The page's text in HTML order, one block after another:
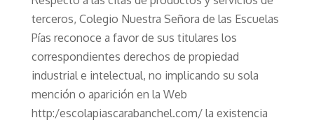
terceros, Colegio Nuestra Señora de las Escuelas
Pías reconoce a favor de sus titulares los
correspondientes derechos de propiedad
industrial e intelectual, no implicando su sola
mención o aparición en la Web
http:/escolapiascarabanchel.com/ la existencia